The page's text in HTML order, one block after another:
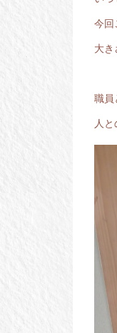
今回
大き
職員
人